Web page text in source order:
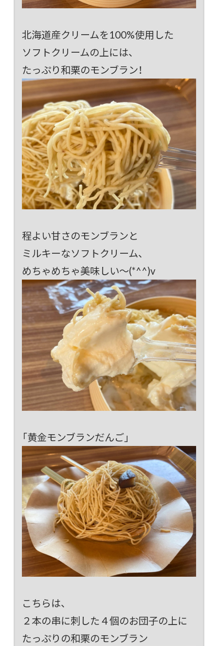
北海道産クリームを100%使用した
ソフトクリームの上には、
たっぷり和栗のモンブラン！
程よい甘さのモンブランと
ミルキーなソフトクリーム、
めちゃめちゃ美味しい～(*^^)v
「黄金モンブランだんご」
こちらは、
２本の串に刺した４個のお団子の上に
たっぷりの和栗のモンブラン